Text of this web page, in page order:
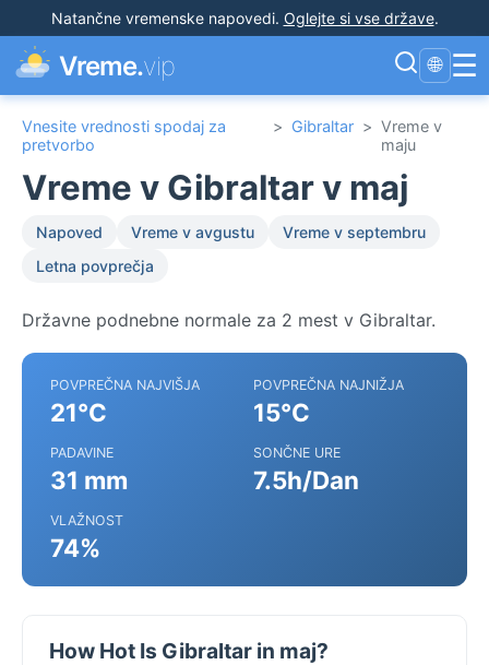
Natančne vremenske napovedi. Oglejte si vse države.
Vreme.vip 🌐 ☰
Vnesite vrednosti spodaj za
pretvorbo
> Gibraltar > Vreme v
maju
Vreme v Gibraltar v maj
Napoved Vreme v avgustu
Vreme v septembru
Letna povprečja
Državne podnebne normale za 2 mest v Gibraltar.
POVPREČNA NAJVIŠJA
21°C
POVPREČNA NAJNIŽJA
15°C
PADAVINE
31 mm
SONČNE URE
7.5h/Dan
VLAŽNOST
74%
How Hot Is Gibraltar in maj?